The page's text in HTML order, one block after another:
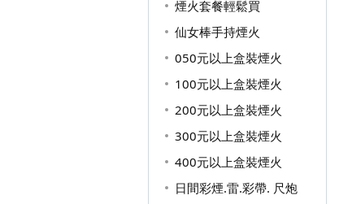
煙火套餐輕鬆買
仙女棒手持煙火
050元以上盒裝煙火
100元以上盒裝煙火
200元以上盒裝煙火
300元以上盒裝煙火
400元以上盒裝煙火
日間彩煙.雷.彩帶. 尺炮